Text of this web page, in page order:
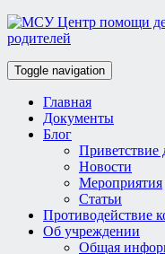
Toggle navigation
Главная
Документы
Блог
Приветствие
Новости
Мероприятия
Статьи
Противодействие
Об учреждении
Общая